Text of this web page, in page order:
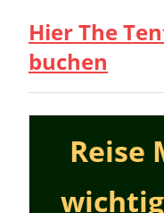
Hier The
buchen
Reise